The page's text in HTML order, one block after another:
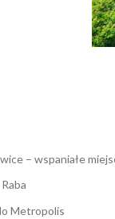
– wspaniałe
Metropolis